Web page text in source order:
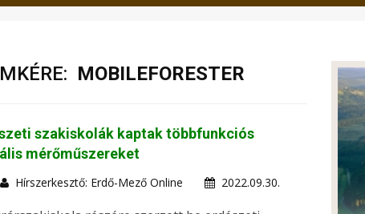
MOBILEFORESTER
szakiskolák kaptak többfunkciós
mérőműszereket
Hírszerkesztő: Erdő-Mező Online 2022.09.30.